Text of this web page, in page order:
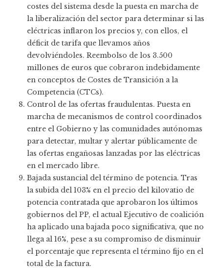
costes del sistema desde la puesta en marcha de
la liberalización del sector para determinar si las
eléctricas inflaron los precios y, con ellos, el
déficit de tarifa que llevamos años
devolviéndoles. Reembolso de los 3.500
millones de euros que cobraron indebidamente
en conceptos de Costes de Transición a la
Competencia (CTCs).
Control de las ofertas fraudulentas. Puesta en
marcha de mecanismos de control coordinados
entre el Gobierno y las comunidades autónomas
para detectar, multar y alertar públicamente de
las ofertas engañosas lanzadas por las eléctricas
en el mercado libre.
Bajada sustancial del término de potencia. Tras
la subida del 103% en el precio del kilovatio de
potencia contratada que aprobaron los últimos
gobiernos del PP, el actual Ejecutivo de coalición
ha aplicado una bajada poco significativa, que no
llega al 16%, pese a su compromiso de disminuir
el porcentaje que representa el término fijo en el
total de la factura.